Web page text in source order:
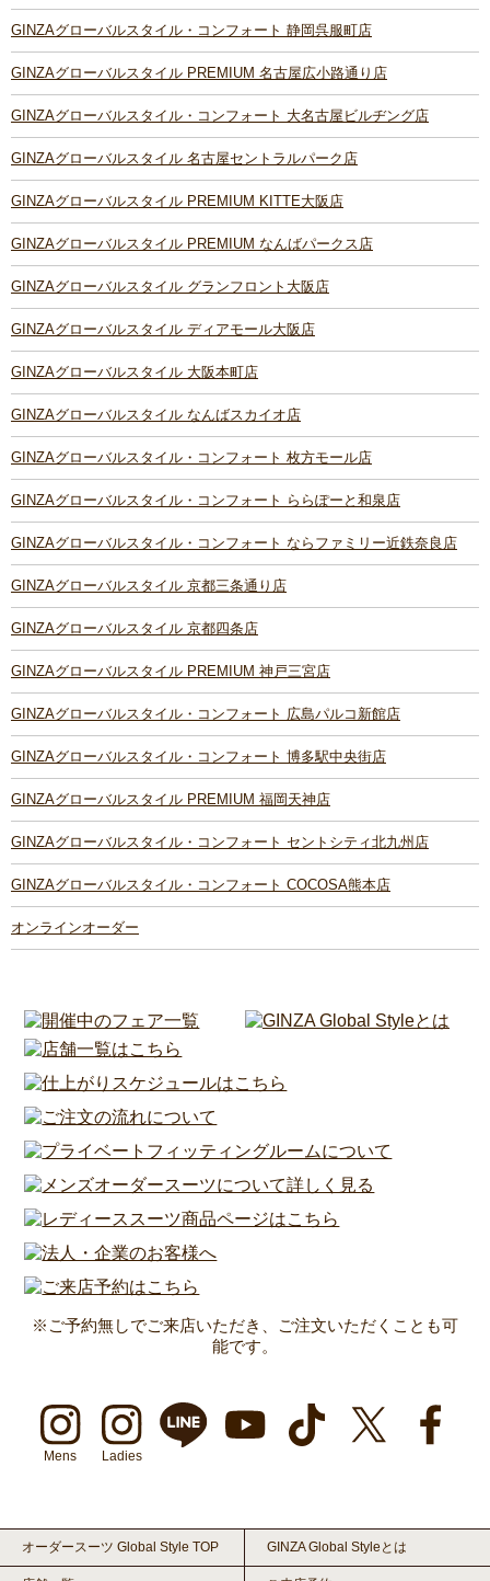
GINZAグローバルスタイル・コンフォート 静岡呉服町店
GINZAグローバルスタイル PREMIUM 名古屋広小路通り店
GINZAグローバルスタイル・コンフォート 大名古屋ビルヂング店
GINZAグローバルスタイル 名古屋セントラルパーク店
GINZAグローバルスタイル PREMIUM KITTE大阪店
GINZAグローバルスタイル PREMIUM なんばパークス店
GINZAグローバルスタイル グランフロント大阪店
GINZAグローバルスタイル ディアモール大阪店
GINZAグローバルスタイル 大阪本町店
GINZAグローバルスタイル なんばスカイオ店
GINZAグローバルスタイル・コンフォート 枚方モール店
GINZAグローバルスタイル・コンフォート ららぽーと和泉店
GINZAグローバルスタイル・コンフォート ならファミリー近鉄奈良店
GINZAグローバルスタイル 京都三条通り店
GINZAグローバルスタイル 京都四条店
GINZAグローバルスタイル PREMIUM 神戸三宮店
GINZAグローバルスタイル・コンフォート 広島パルコ新館店
GINZAグローバルスタイル・コンフォート 博多駅中央街店
GINZAグローバルスタイル PREMIUM 福岡天神店
GINZAグローバルスタイル・コンフォート セントシティ北九州店
GINZAグローバルスタイル・コンフォート COCOSA熊本店
オンラインオーダー
※ご予約無しでご来店いただき、ご注文いただくことも可
能です。
Mens Ladies
オーダースーツ Global Style TOP GINZA Global Styleとは